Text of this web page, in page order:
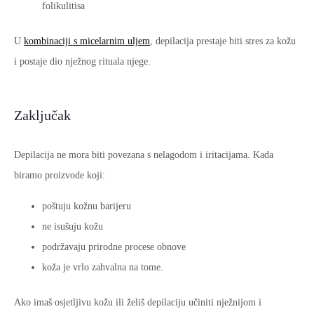
folikulitisa
U kombinaciji s micelarnim uljem , depilacija prestaje biti stres za kožu
i postaje dio nježnog rituala njege.
Zaključak
Depilacija ne mora biti povezana s nelagodom i iritacijama. Kada
biramo proizvode koji:
poštuju kožnu barijeru
ne isušuju kožu
podržavaju prirodne procese obnove
koža je vrlo zahvalna na tome.
Ako imaš osjetljivu kožu ili želiš depilaciju učiniti nježnijom i